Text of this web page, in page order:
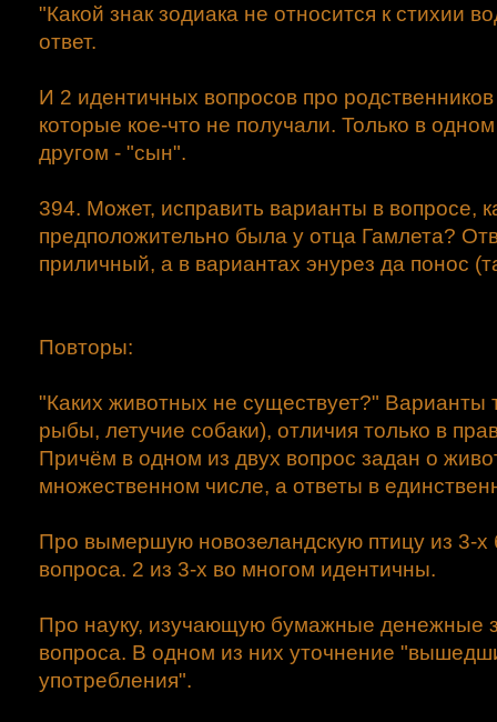
"Какой знак зодиака не относится к стихии
ответ.
И 2 идентичных вопросов про
которые кое-что не получали. Только в одном
другом - "сын".
394. Может, исправить варианты в вопросе,
предположительно была у отца Гамлета?
приличный, а в вариантах энурез да понос
Повторы:
"Каких животных не существует?" Варианты
рыбы, летучие собаки), отличия только в
Причём в одном из двух вопрос задан о
множественном числе, а ответы в
Про вымершую новозеландскую птицу из 3-х
вопроса. 2 из 3-х во многом идентичны.
Про науку, изучающую бумажные денежные
вопроса. В одном из них уточнение
употребления".